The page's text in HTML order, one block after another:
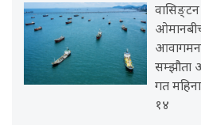
आवागमन
सम्झौता
गत
१४